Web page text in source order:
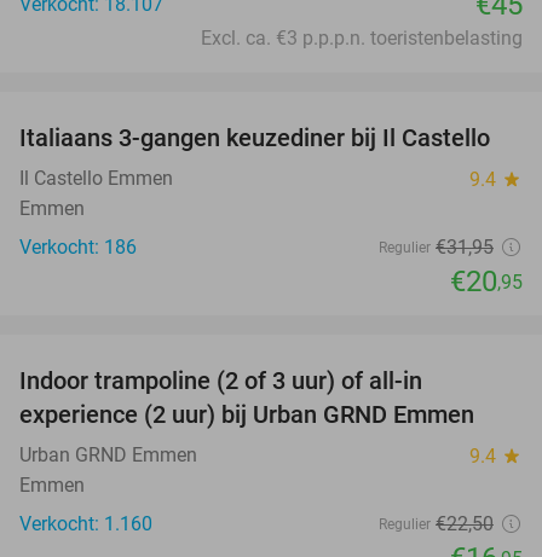
Excl. ca. €3 p.p.p.n. toeristenbelasting
34%
Italiaans 3-gangen keuzediner bij Il Castello
Il Castello Emmen 9.4 star
Emmen
Verkocht: 186
Regulier €31,95
€20,95
Indoor trampoline (2 of 3 uur) of all-in
experience (2 uur) bij Urban GRND Emmen
Urban GRND Emmen 9.4 star
Emmen
Verkocht: 1.160
Regulier €22,50